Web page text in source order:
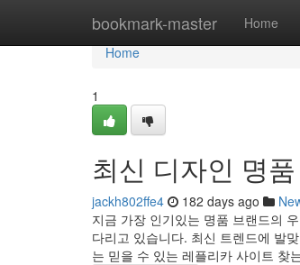
bookmark-master Home
Home
Home
1
최신 디자인 명
jackh802ffe4 182 days ago
지금 가장 인기있는 명품 브랜드의
다리고 있습니다. 최신 트렌드에 발
는 믿을 수 있는 레플리카 사이트 찾